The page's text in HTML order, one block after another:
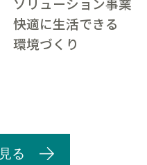
快適に生活できる
環境づくり
る